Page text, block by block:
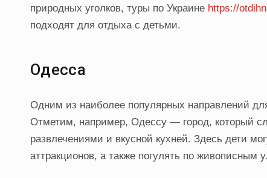
природных уголков, туры по Украине https://
подходят для отдыха с детьми.
Одесса
Одним из наиболее популярных направлений
Отметим, например, Одессу — город, который
развлечениями и вкусной кухней. Здесь дети
аттракционов, а также погулять по живописным